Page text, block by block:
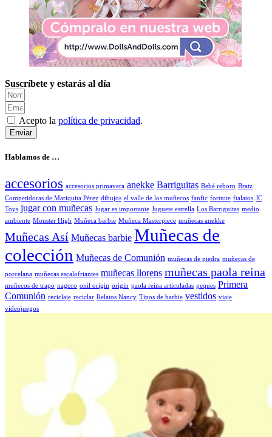
Suscríbete y estarás al día
Acepto la política de privacidad.
Enviar
Hablamos de …
accesorios accesorios primavera anekke Barriguitas Bebé reborn Bratz
Competidoras de Mariquita Pérez dibujos el valle de los muñecos fanfic fortnite ftalatos JC
Toys jugar con muñecas Jugar es importante Juguete estrella Los Barriguitas medio
ambiente Monster High Muñeca barbie Muñeca Masterpiece muñecas anekke
Muñecas Así Muñecas barbie Muñecas de
colección Muñecas de Comunión muñecas de piedra muñecas de
porcelana muñecas escalofriantes muñecas llorens muñecas paola reina
muñecos de trapo nagoro onil origin origin paola reina articuladas peques Primera
Comunión reciclaje reciclar Relatos Nancy Tipos de barbie vestidos viaje
videojuegos